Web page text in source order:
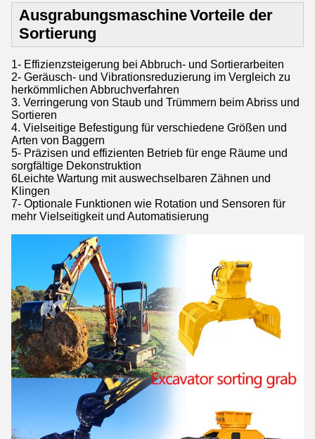
AusgrabungsmaschineVorteile der
Sortierung
1- Effizienzsteigerung bei Abbruch- und Sortierarbeiten
2- Geräusch- und Vibrationsreduzierung im Vergleich zu
herkömmlichen Abbruchverfahren
3. Verringerung von Staub und Trümmern beim Abriss und
Sortieren
4. Vielseitige Befestigung für verschiedene Größen und
Arten von Baggern
5- Präzisen und effizienten Betrieb für enge Räume und
sorgfältige Dekonstruktion
6Leichte Wartung mit auswechselbaren Zähnen und
Klingen
7- Optionale Funktionen wie Rotation und Sensoren für
mehr Vielseitigkeit und Automatisierung